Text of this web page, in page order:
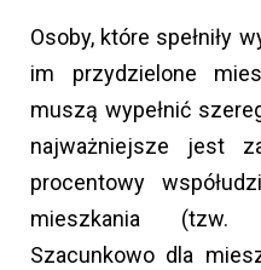
Osoby, które spełniły
im przydzielone
muszą wypełnić
najważniejsze jest
procentowy
mieszkania (tzw.
Szacunkowo dla